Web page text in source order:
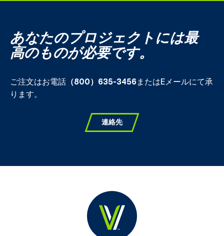
あなたのプロジェクトには最
高のものが必要です。
ご注文はお電話 （800）635-3456またはEメールにて承
ります。
連絡先